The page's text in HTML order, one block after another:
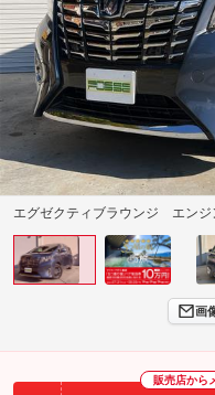
エグゼクティブラウンジ エンジ
画
販売店から